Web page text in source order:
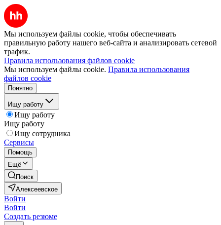
Мы используем файлы cookie, чтобы обеспечивать
правильную работу нашего веб-сайта и анализировать сетевой
трафик.
Правила использования файлов cookie
Мы используем файлы cookie. Правила использования
файлов cookie
Понятно
Ищу работу
Ищу работу
Ищу работу
Ищу сотрудника
Сервисы
Помощь
Ещё
Поиск
Алексеевское
Войти
Войти
Создать резюме